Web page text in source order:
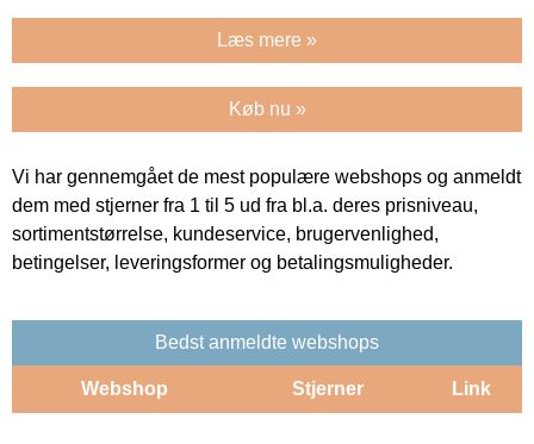
Læs mere »
Køb nu »
Vi har gennemgået de mest populære webshops og anmeldt
dem med stjerner fra 1 til 5 ud fra bl.a. deres prisniveau,
sortimentstørrelse, kundeservice, brugervenlighed,
betingelser, leveringsformer og betalingsmuligheder.
Bedst anmeldte webshops
Webshop Stjerner Link